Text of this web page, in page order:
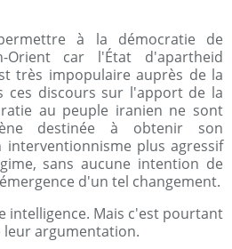
à la démocratie de
Orient car l'État d'apartheid
très impopulaire auprès de la
ces discours sur l'apport de la
au peuple iranien ne sont
destinée à obtenir son
plus agressif
sans aucune intention de
d'un tel changement.
intelligence. Mais c'est pourtant
leur argumentation.